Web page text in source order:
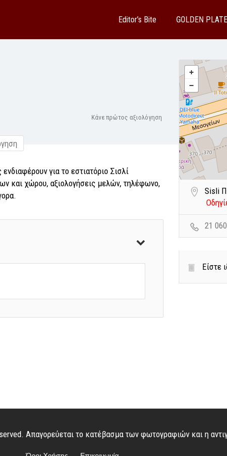
Editor’s Bite GOLDEN
Κάνε πρώτος αξιολόγηση
για το εστιατόριο Σισλί
και χώρου, αξιολογήσεις μελών, τηλέφωνο,
Sisli
21
Είστε
Απαγορεύεται το κατέβασμα των φωτογραφιών και η